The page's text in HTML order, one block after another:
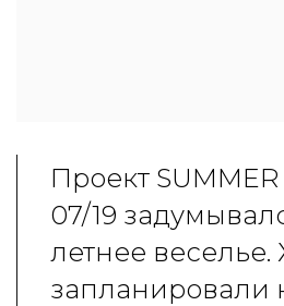
Проект
07/19
летнее
запланировали